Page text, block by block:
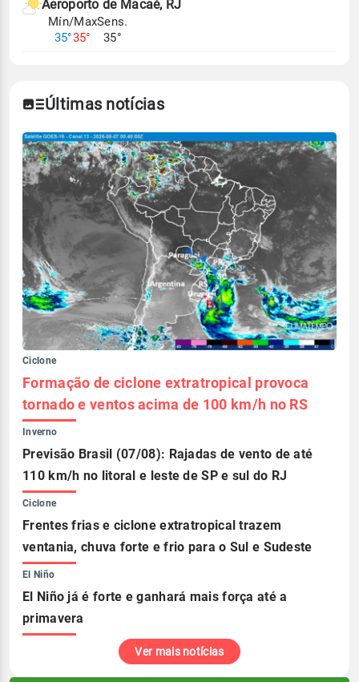
Aeroporto de Macaé, RJ
Mín/Max
35°35°
Sens.
35°
Últimas notícias
Ciclone
Formação de ciclone extratropical provoca
tornado e ventos acima de 100 km/h no RS
Inverno
Previsão Brasil (07/08): Rajadas de vento de até
110 km/h no litoral e leste de SP e sul do RJ
Ciclone
Frentes frias e ciclone extratropical trazem
ventania, chuva forte e frio para o Sul e Sudeste
El Niño
El Niño já é forte e ganhará mais força até a
primavera
Ver mais notícias